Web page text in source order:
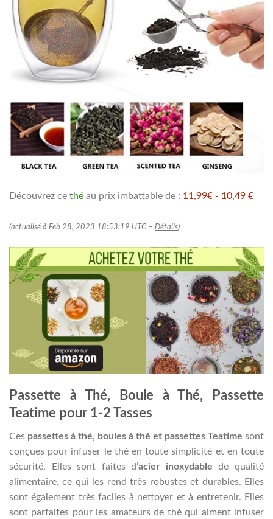
Découvrez ce thé au prix imbattable de : 11,99€ - 10,49 €
(actualisé à Feb 28, 2023 18:53:19 UTC – Détails)
Passette à Thé, Boule à Thé, Passette
Teatime pour 1-2 Tasses
Ces passettes à thé, boules à thé et passettes Teatime sont
conçues pour infuser le thé en toute simplicité et en toute
sécurité. Elles sont faites d’acier inoxydable de qualité
alimentaire, ce qui les rend très robustes et durables. Elles
sont également très faciles à nettoyer et à entretenir. Elles
sont parfaites pour les amateurs de thé qui aiment infuser